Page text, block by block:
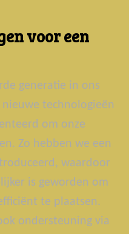
voor een
generatie in ons
technologieën
om onze
Zo hebben we een
waardoor
is geworden om
te plaatsen.
ondersteuning via